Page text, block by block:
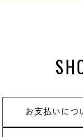
お支払いにつ